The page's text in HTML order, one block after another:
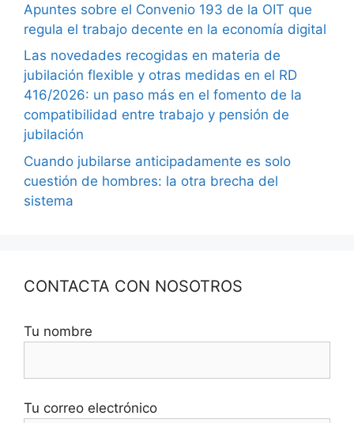
Apuntes sobre el Convenio 193 de la OIT que
regula el trabajo decente en la economía digital
Las novedades recogidas en materia de
jubilación flexible y otras medidas en el RD
416/2026: un paso más en el fomento de la
compatibilidad entre trabajo y pensión de
jubilación
Cuando jubilarse anticipadamente es solo
cuestión de hombres: la otra brecha del
sistema
CONTACTA CON NOSOTROS
Tu nombre
Tu correo electrónico